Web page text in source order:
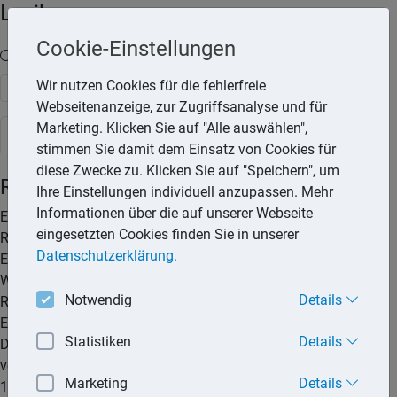
Lexika
Volltext-Suche in den Lexika
Suchen
Steuerlexikon
Reisekostenerstattung
Erstattet ein Arbeitgeber seinem Arbeitnehmer die
Reisekosten, liegen für den Arbeitnehmer steuerfreie
Einnahmen vor. Mit der Kostenerstattung entfällt jedoch der
Werbungskostenabzug. Der Arbeitnehmer kann die
Reisekosten dann nicht mehr als Werbungkosten bei seinen
Einkünften aus nichtselbstständiger Arbeit geltend machen.
Die Reisekostenerstattung durch den Arbeitgeber ist jedoch
vorteilhafter, da der Arbeitnehmer nur so die Reisekosten zu
100 % zurückerhält.
Cookie-Einstellungen
Wir nutzen Cookies für die fehlerfreie
Webseitenanzeige, zur Zugriffsanalyse und für
Marketing. Klicken Sie auf "Alle auswählen",
stimmen Sie damit dem Einsatz von Cookies für
diese Zwecke zu. Klicken Sie auf "Speichern", um
Ihre Einstellungen individuell anzupassen. Mehr
Informationen über die auf unserer Webseite
eingesetzten Cookies finden Sie in unserer
Datenschutzerklärung.
Notwendig Details
Statistiken Details
Marketing Details